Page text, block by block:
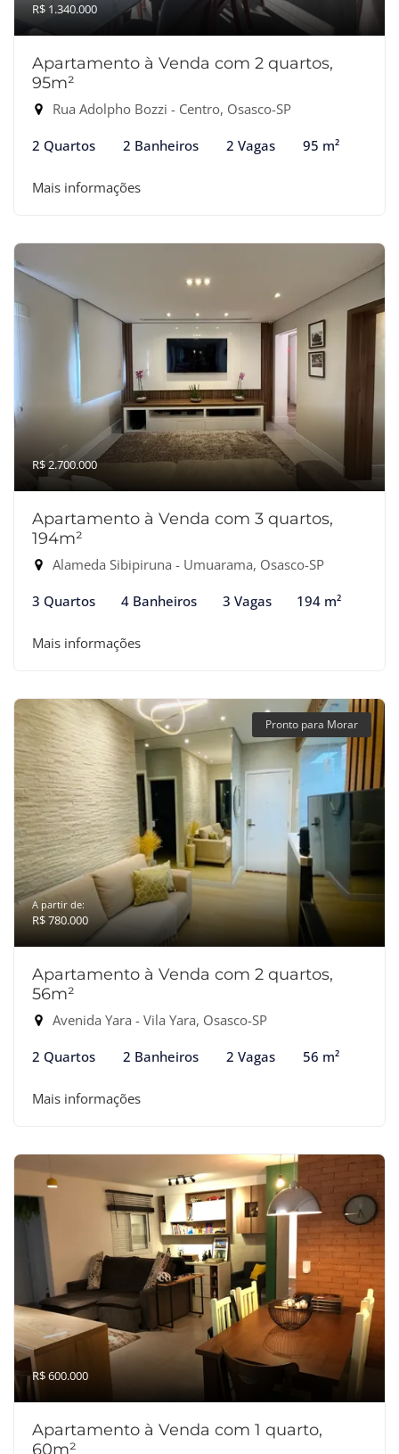
R$ 1.340.000
Apartamento à Venda com 2 quartos,
95m²
Rua Adolpho Bozzi - Centro, Osasco-SP
2 Quartos 2 Banheiros 2 Vagas 95 m²
Mais informações
R$ 2.700.000
Apartamento à Venda com 3 quartos,
194m²
Alameda Sibipiruna - Umuarama, Osasco-SP
3 Quartos 4 Banheiros 3 Vagas 194 m²
Mais informações
Pronto para Morar
A partir de:
R$ 780.000
Apartamento à Venda com 2 quartos,
56m²
Avenida Yara - Vila Yara, Osasco-SP
2 Quartos 2 Banheiros 2 Vagas 56 m²
Mais informações
R$ 600.000
Apartamento à Venda com 1 quarto,
60m²